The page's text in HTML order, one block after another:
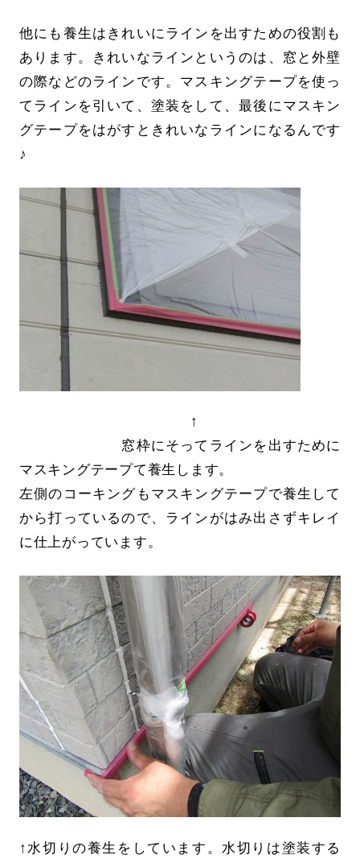
他にも養生はきれいにラインを出すための役割も
あります。きれいなラインというのは、窓と外壁
の際などのラインです。マスキングテープを使っ
てラインを引いて、塗装をして、最後にマスキン
グテープをはがすときれいなラインになるんです
♪
↑
窓枠にそってラインを出すために
マスキングテープて養生します。
左側のコーキングもマスキングテープで養生して
から打っているので、ラインがはみ出さずキレイ
に仕上がっています。
↑水切りの養生をしています。水切りは塗装する